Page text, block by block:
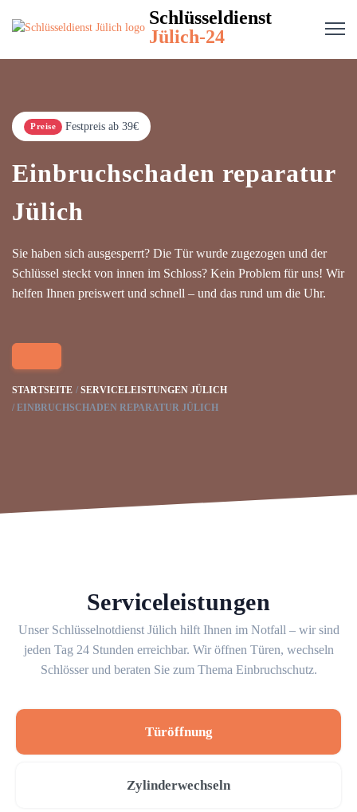
Schlüsseldienst
Jülich-24
Preise Festpreis ab 39€
Einbruchschaden reparatur
Jülich
Sie haben sich ausgesperrt? Die Tür wurde zugezogen und der
Schlüssel steckt von innen im Schloss? Kein Problem für uns! Wir
helfen Ihnen preiswert und schnell – und das rund um die Uhr.
STARTSEITE
SERVICELEISTUNGEN JÜLICH
EINBRUCHSCHADEN REPARATUR JÜLICH
Serviceleistungen
Unser Schlüsselnotdienst Jülich hilft Ihnen im Notfall – wir sind
jeden Tag 24 Stunden erreichbar. Wir öffnen Türen, wechseln
Schlösser und beraten Sie zum Thema Einbruchschutz.
Türöffnung
Zylinderwechseln